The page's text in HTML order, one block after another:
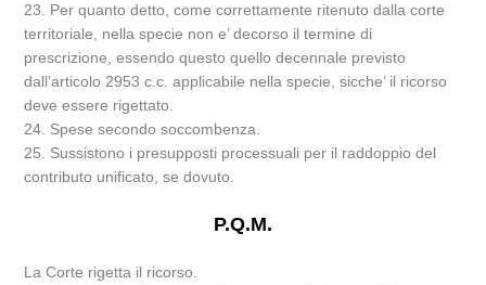
23. Per quanto detto, come correttamente ritenuto dalla corte
territoriale, nella specie non e’ decorso il termine di
prescrizione, essendo questo quello decennale previsto
dall’articolo 2953 c.c. applicabile nella specie, sicche’ il ricorso
deve essere rigettato.
24. Spese secondo soccombenza.
25. Sussistono i presupposti processuali per il raddoppio del
contributo unificato, se dovuto.
P.Q.M.
La Corte rigetta il ricorso.